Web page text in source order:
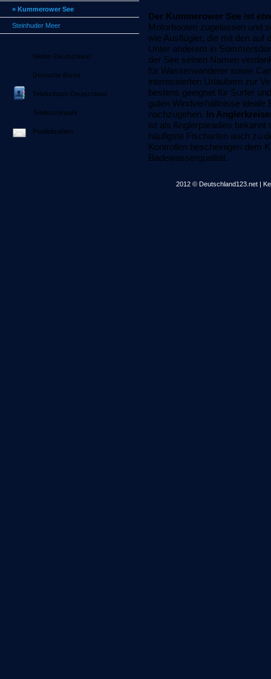
» Kummerower See
Steinhuder Meer
Wetter Deutschland
Deutsche Börse
Telefonbuch Deutschland
Telefonvorwahl
Postleitzahlen
Der Kummerower See ist
Motorbooten zugelassen und
wie Ausflügler, die mit den auf
Unter anderem in
der See seinen Namen
für Wasserwanderer sowie
interessierten Urlaubern zur
bestens geeignet für Surfer
guten Windverhältnisse ideale
nachzugehen. In
ist als Anglerparadies bekannt
häufigste Fischarten auch zu
Kontrollen bescheinigen dem
Badewasserqualität.
2012 © Deutschland123.net |